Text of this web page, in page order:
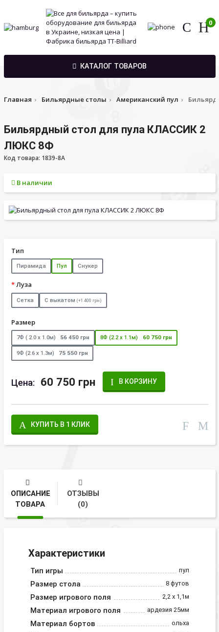
0
КАТАЛОГ ТОВАРОВ
Главная Бильярдные столы Американский пул
Бильярдный стол для пула КЛАССИК 2
ЛЮКС 8Ф
Код товара: 1839-8A
В наличии
Тип
Пирамида Пул Снукер
Луза
Сетка С выкатом (+1 400 грн)
Размер
7Ф ( 2.0 х 1.0м) 56 450 грн 8Ф (2.2 х 1.1м) 60 750 грн
9Ф (2.6 х 1.3м) 75 550 грн
Цена: 60 750 грн В КОРЗИНУ
КУПИТЬ В 1 КЛИК
ОПИСАНИЕ
ТОВАРА
ОТЗЫВЫ
(0)
Характеристики
Тип игры пул
Размер стола 8 футов
Размер игрового поля 2,2 х 1,1м
Материал игрового поля ардезия 25мм
Материал бортов ольха